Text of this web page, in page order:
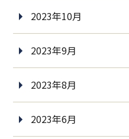
2023年10月
2023年9月
2023年8月
2023年6月